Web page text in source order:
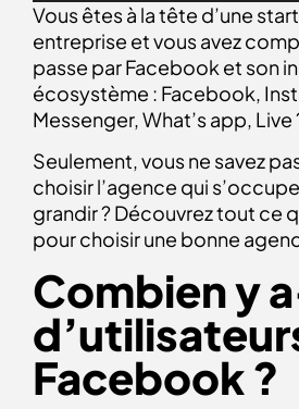
Vous êtes à la tête d’une
entreprise et vous avez
passe par Facebook et son
écosystème : Facebook,
Messenger, What’s app, Live
Seulement, vous ne savez
choisir l’agence qui
grandir ? Découvrez tout ce
pour choisir une bonne
Combien y
Facebook ?